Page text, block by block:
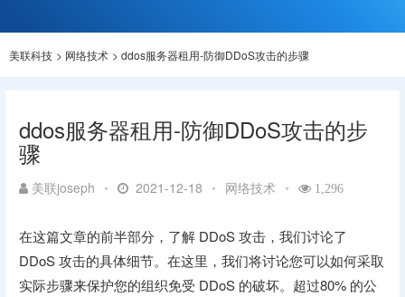
美联科技 > 网络技术 > ddos服务器租用-防御DDoS攻击的步骤
ddos服务器租用-防御DDoS攻击的步
骤
美联joseph • 2021-12-18 • 网络技术 • 1,296
在这篇文章的前半部分，了解 DDoS 攻击，我们讨论了
DDoS 攻击的具体细节。在这里，我们将讨论您可以如何采取
实际步骤来保护您的组织免受 DDoS 的破坏。超过80% 的公